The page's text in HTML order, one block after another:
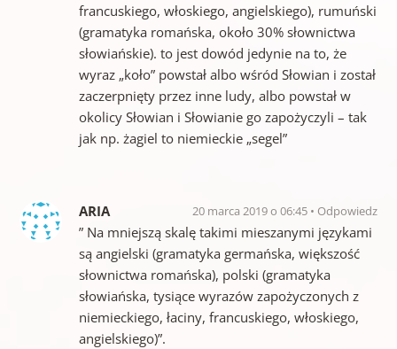
francuskiego, włoskiego, angielskiego), rumuński
(gramatyka romańska, około 30% słownictwa
słowiańskie). to jest dowód jedynie na to, że
wyraz „koło” powstał albo wśród Słowian i został
zaczerpnięty przez inne ludy, albo powstał w
okolicy Słowian i Słowianie go zapożyczyli – tak
jak np. żagiel to niemieckie „segel”
ARIA 20 marca 2019 o 06:45 Odpowiedz
” Na mniejszą skalę takimi mieszanymi językami
są angielski (gramatyka germańska, większość
słownictwa romańska), polski (gramatyka
słowiańska, tysiące wyrazów zapożyczonych z
niemieckiego, łaciny, francuskiego, włoskiego,
angielskiego)”.